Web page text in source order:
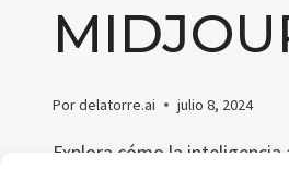
Pordelatorre.ai julio 8, 2024
Explora cómo la